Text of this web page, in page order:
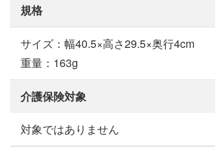
規格
サイズ：幅40.5×高さ29.5×奥行4cm
重量：163g
介護保険対象
対象ではありません